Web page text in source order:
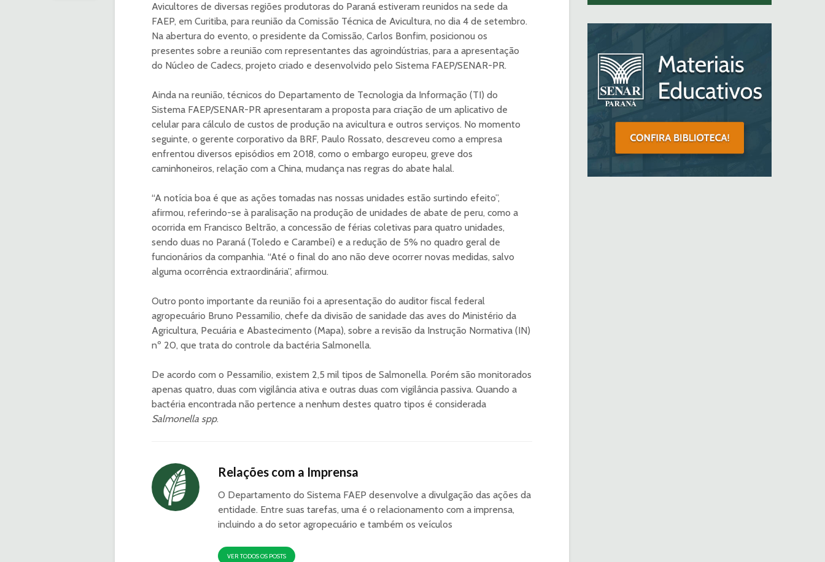
Avicultores de diversas regiões produtoras do Paraná estiveram reunidos na sede da
FAEP, em Curitiba, para reunião da Comissão Técnica de Avicultura, no dia 4 de setembro.
Na abertura do evento, o presidente da Comissão, Carlos Bonfim, posicionou os
presentes sobre a reunião com representantes das agroindústrias, para a apresentação
do Núcleo de Cadecs, projeto criado e desenvolvido pelo Sistema FAEP/SENAR-PR.
Ainda na reunião, técnicos do Departamento de Tecnologia da Informação (TI) do
Sistema FAEP/SENAR-PR apresentaram a proposta para criação de um aplicativo de
celular para cálculo de custos de produção na avicultura e outros serviços. No momento
seguinte, o gerente corporativo da BRF, Paulo Rossato, descreveu como a empresa
enfrentou diversos episódios em 2018, como o embargo europeu, greve dos
caminhoneiros, relação com a China, mudança nas regras do abate halal.
“A notícia boa é que as ações tomadas nas nossas unidades estão surtindo efeito”,
afirmou, referindo-se à paralisação na produção de unidades de abate de peru, como a
ocorrida em Francisco Beltrão, a concessão de férias coletivas para quatro unidades,
sendo duas no Paraná (Toledo e Carambeí) e a redução de 5% no quadro geral de
funcionários da companhia. “Até o final do ano não deve ocorrer novas medidas, salvo
alguma ocorrência extraordinária”, afirmou.
Outro ponto importante da reunião foi a apresentação do auditor fiscal federal
agropecuário Bruno Pessamilio, chefe da divisão de sanidade das aves do Ministério da
Agricultura, Pecuária e Abastecimento (Mapa), sobre a revisão da Instrução Normativa (IN)
nº 20, que trata do controle da bactéria Salmonella.
De acordo com o Pessamilio, existem 2,5 mil tipos de Salmonella. Porém são monitorados
apenas quatro, duas com vigilância ativa e outras duas com vigilância passiva. Quando a
bactéria encontrada não pertence a nenhum destes quatro tipos é considerada
Salmonella spp.
Relações com a Imprensa
O Departamento do Sistema FAEP desenvolve a divulgação das ações da
entidade. Entre suas tarefas, uma é o relacionamento com a imprensa,
incluindo a do setor agropecuário e também os veículos
VER TODOS OS POSTS